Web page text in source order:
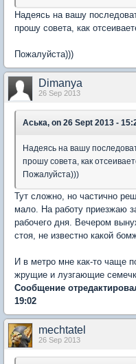
Надеясь на вашу
прошу совета, как
Пожалуйста)))
Dimanya
26 Sep 2013
Аська, on 26 Sept 2013 -
Надеясь на вашу
прошу совета, как
Пожалуйста)))
Тут сложно, но частично
мало. На работу приезжаю
рабочего дня. Вечером
стоя, не известно какой
И в метро мне как-то чаще
жрущие и лузгающие
Сообщение
19:02
mechtatel
26 Sep 2013